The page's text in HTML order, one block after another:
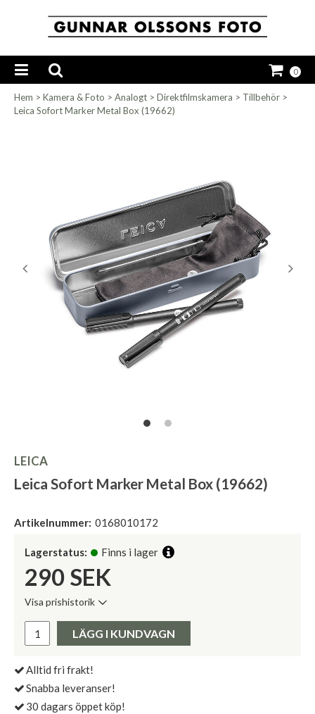
0
Hem > Kamera & Foto > Analogt > Direktfilmskamera > Tillbehör >
Leica Sofort Marker Metal Box (19662)
LEICA
Leica Sofort Marker Metal Box (19662)
Artikelnummer: 0168010172
Lagerstatus: Finns i lager
290 SEK
Visa prishistorik
Pris:
LÄGG I KUNDVAGN
Alltid fri frakt!
Snabba leveranser!
30 dagars öppet köp!